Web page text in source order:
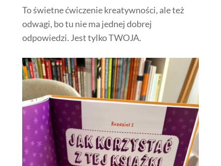
To świetne ćwiczenie kreatywności, ale też
odwagi, bo tu nie ma jednej dobrej
odpowiedzi. Jest tylko TWOJA.